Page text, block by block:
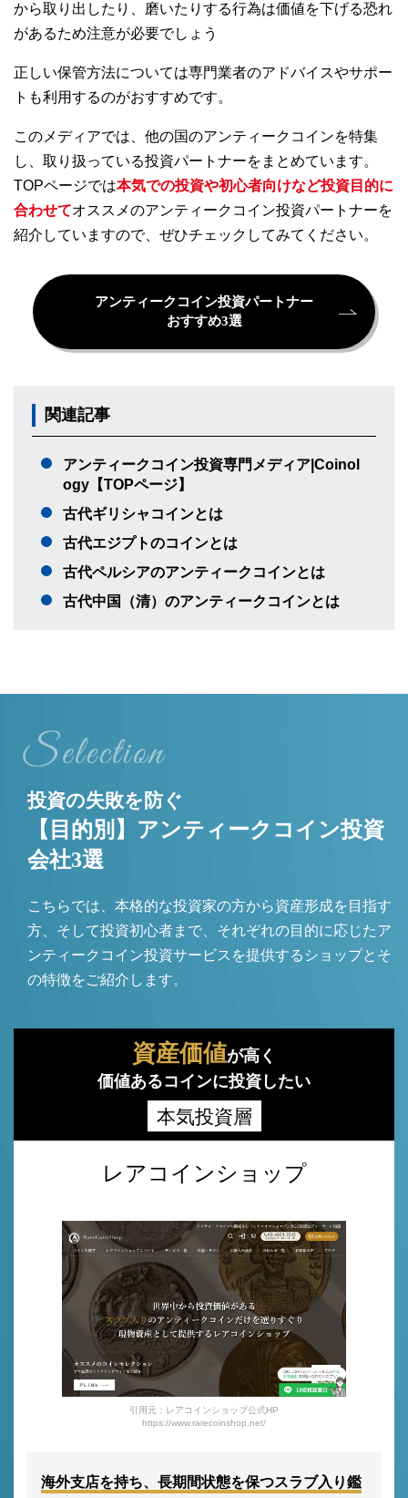
から取り出したり、磨いたりする行為は価値を下げる恐れ
があるため注意が必要でしょう
正しい保管方法については専門業者のアドバイスやサポー
トも利用するのがおすすめです。
このメディアでは、他の国のアンティークコインを特集
し、取り扱っている投資パートナーをまとめています。
TOPページでは本気での投資や初心者向けなど投資目的に
合わせてオススメのアンティークコイン投資パートナーを
紹介していますので、ぜひチェックしてみてください。
アンティークコイン投資パートナー
おすすめ3選
関連記事
アンティークコイン投資専門メディア|Coinol
ogy【TOPページ】
古代ギリシャコインとは
古代エジプトのコインとは
古代ペルシアのアンティークコインとは
古代中国（清）のアンティークコインとは
投資の失敗を防ぐ
【目的別】アンティークコイン投資
会社3選
こちらでは、本格的な投資家の方から資産形成を目指す
方、そして投資初心者まで、それぞれの目的に応じたア
ンティークコイン投資サービスを提供するショップとそ
の特徴をご紹介します。
資産価値が高く
価値あるコインに投資したい
本気投資層
レアコインショップ
引用元：レアコインショップ公式HP
https://www.rarecoinshop.net/
海外支店を持ち、長期間状態を保つスラブ入り鑑